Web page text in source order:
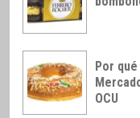
Por
OCU